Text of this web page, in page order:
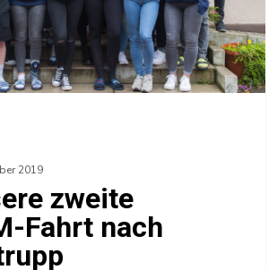
2019
zweite
Fahrt nach